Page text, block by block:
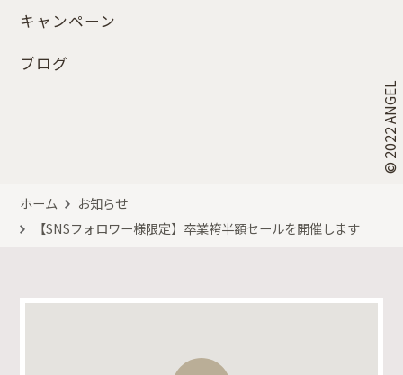
キャンペーン
ブログ
ホーム
お知らせ
【SNSフォロワー様限定】卒業袴半額セールを開催します
© 2022 ANGEL